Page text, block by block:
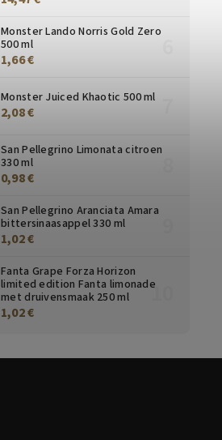
Monster Lando Norris Gold Zero
500 ml
1,66 €
Monster Juiced Khaotic 500 ml
2,08 €
San Pellegrino Limonata citroen
330 ml
0,98 €
San Pellegrino Aranciata Amara
bittersinaasappel 330 ml
1,02 €
Fanta Grape Forza Horizon
limited edition Fanta limonade
met druivensmaak 250 ml
1,02 €